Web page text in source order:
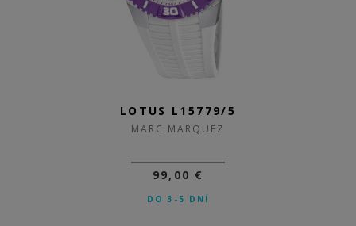
LOTUS L15779/5
MARC MARQUEZ
99,00 €
DO 3-5 DNÍ